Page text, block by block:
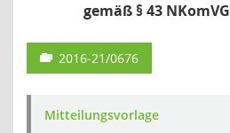
gemäß § 43 NKomVG
2016-21/0676
Mitteilungsvorlage